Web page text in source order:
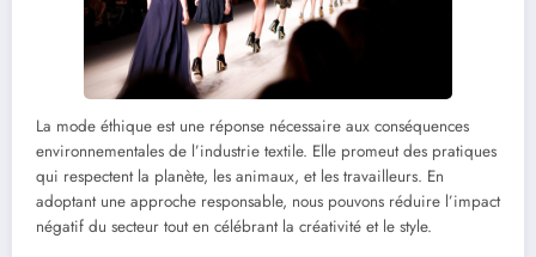
La mode éthique est une réponse nécessaire aux conséquences
environnementales de l’industrie textile. Elle promeut des pratiques
qui respectent la planète, les animaux, et les travailleurs. En
adoptant une approche responsable, nous pouvons réduire l’impact
négatif du secteur tout en célébrant la créativité et le style.